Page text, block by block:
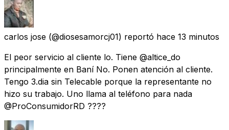
carlos jose (@diosesamorcj01) reportó hace 13 minutos
El peor servicio al cliente lo. Tiene @altice_do
principalmente en Baní No. Ponen atención al cliente.
Tengo 3.dia sin Telecable porque la representante no
hizo su trabajo. Uno llama al teléfono para nada
@ProConsumidorRD ????